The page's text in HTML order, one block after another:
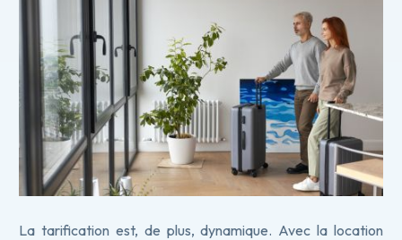
La tarification est, de plus, dynamique. Avec la location